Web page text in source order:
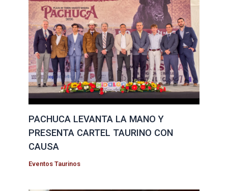
PACHUCA LEVANTA LA MANO Y
PRESENTA CARTEL TAURINO CON
CAUSA
Eventos Taurinos